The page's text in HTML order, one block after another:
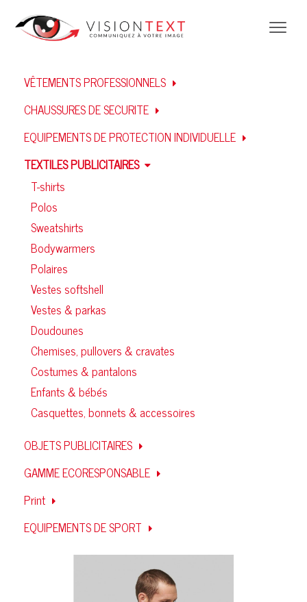
VÊTEMENTS PROFESSIONNELS
CHAUSSURES DE SECURITE
EQUIPEMENTS DE PROTECTION INDIVIDUELLE
TEXTILES PUBLICITAIRES
T-shirts
Polos
Sweatshirts
Bodywarmers
Polaires
Vestes softshell
Vestes & parkas
Doudounes
Chemises, pullovers & cravates
Costumes & pantalons
Enfants & bébés
Casquettes, bonnets & accessoires
OBJETS PUBLICITAIRES
GAMME ECORESPONSABLE
Print
EQUIPEMENTS DE SPORT